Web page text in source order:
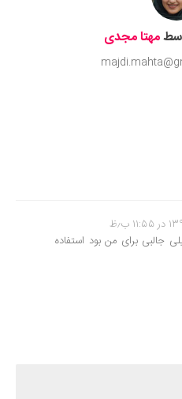
مهتا مجدی
جالبی برای من بود استفاده